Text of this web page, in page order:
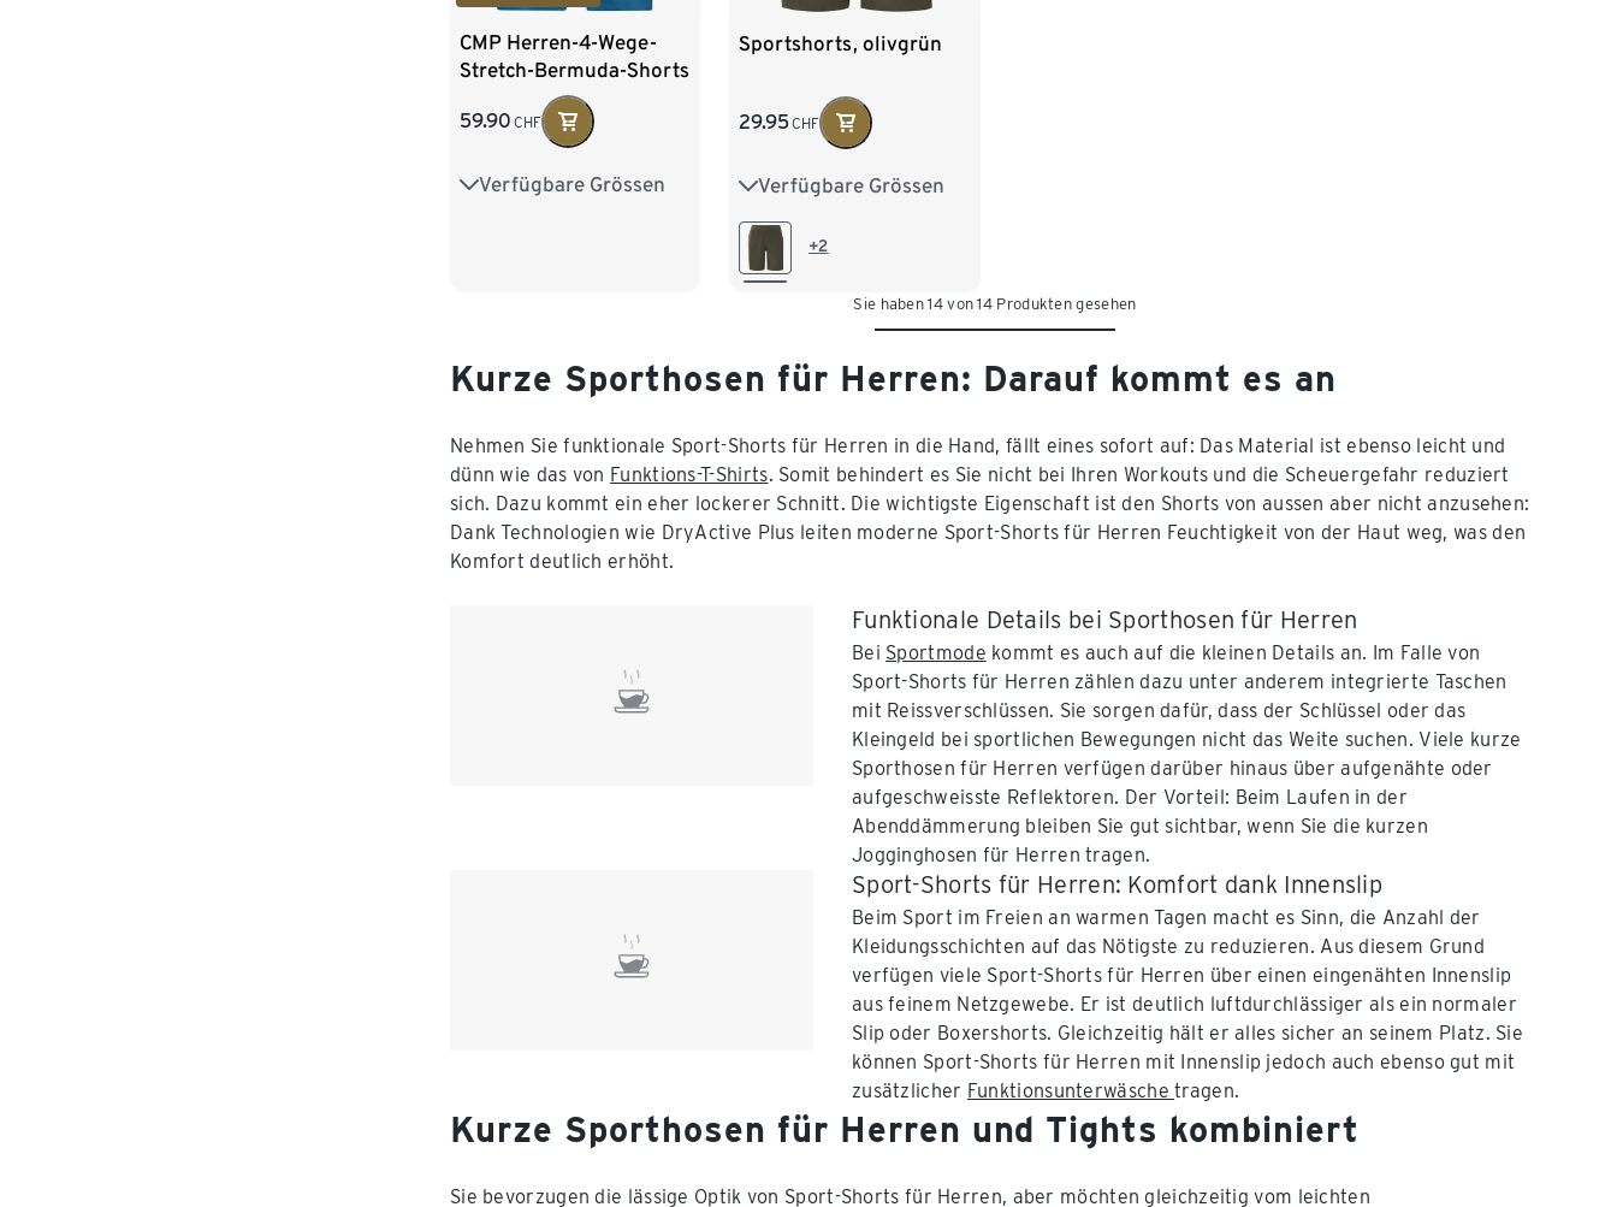
CMP Herren-4-Wege-
Stretch-Bermuda-Shorts
59.90 CHF
Verfügbare Grössen
48 50 52 54
Sportshorts, olivgrün
29.95CHF
Verfügbare Grössen
S 44/46 M 48/50
L 52/54+2
Sie haben 14 von 14 Produkten gesehen
Kurze Sporthosen für Herren: Darauf kommt es an
Nehmen Sie funktionale Sport-Shorts für Herren in die Hand, fällt eines sofort auf: Das Material ist ebenso leicht und
dünn wie das von Funktions-T-Shirts. Somit behindert es Sie nicht bei Ihren Workouts und die Scheuergefahr reduziert
sich. Dazu kommt ein eher lockerer Schnitt. Die wichtigste Eigenschaft ist den Shorts von aussen aber nicht anzusehen:
Dank Technologien wie DryActive Plus leiten moderne Sport-Shorts für Herren Feuchtigkeit von der Haut weg, was den
Komfort deutlich erhöht.
Funktionale Details bei Sporthosen für Herren
Bei Sportmode kommt es auch auf die kleinen Details an. Im Falle von
Sport-Shorts für Herren zählen dazu unter anderem integrierte Taschen
mit Reissverschlüssen. Sie sorgen dafür, dass der Schlüssel oder das
Kleingeld bei sportlichen Bewegungen nicht das Weite suchen. Viele kurze
Sporthosen für Herren verfügen darüber hinaus über aufgenähte oder
aufgeschweisste Reflektoren. Der Vorteil: Beim Laufen in der
Abenddämmerung bleiben Sie gut sichtbar, wenn Sie die kurzen
Jogginghosen für Herren tragen.
Sport-Shorts für Herren: Komfort dank Innenslip
Beim Sport im Freien an warmen Tagen macht es Sinn, die Anzahl der
Kleidungsschichten auf das Nötigste zu reduzieren. Aus diesem Grund
verfügen viele Sport-Shorts für Herren über einen eingenähten Innenslip
aus feinem Netzgewebe. Er ist deutlich luftdurchlässiger als ein normaler
Slip oder Boxershorts. Gleichzeitig hält er alles sicher an seinem Platz. Sie
können Sport-Shorts für Herren mit Innenslip jedoch auch ebenso gut mit
zusätzlicher Funktionsunterwäschetragen.
Kurze Sporthosen für Herren und Tights kombiniert
Sie bevorzugen die lässige Optik von Sport-Shorts für Herren, aber möchten gleichzeitig vom leichten